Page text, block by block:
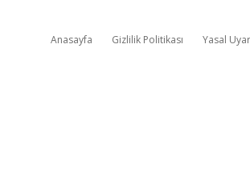
Anasayfa Gizlilik Politikası Yasal